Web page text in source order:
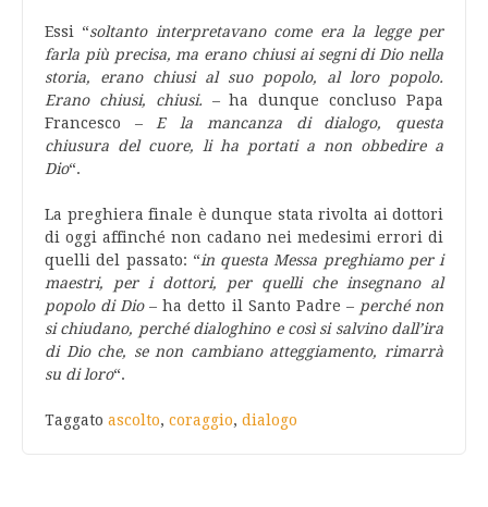
Essi “soltanto interpretavano come era la legge per
farla più precisa, ma erano chiusi ai segni di Dio nella
storia, erano chiusi al suo popolo, al loro popolo.
Erano chiusi, chiusi. – ha dunque concluso Papa
Francesco –E la mancanza di dialogo, questa
chiusura del cuore, li ha portati a non obbedire a
Dio“.
La preghiera finale è dunque stata rivolta ai dottori
di oggi affinché non cadano nei medesimi errori di
quelli del passato: “in questa Messa preghiamo per i
maestri, per i dottori, per quelli che insegnano al
popolo di Dio– ha detto il Santo Padre –perché non
si chiudano, perché dialoghino e così si salvino dall’ira
di Dio che, se non cambiano atteggiamento, rimarrà
su di loro“.
Taggato ascolto, coraggio, dialogo